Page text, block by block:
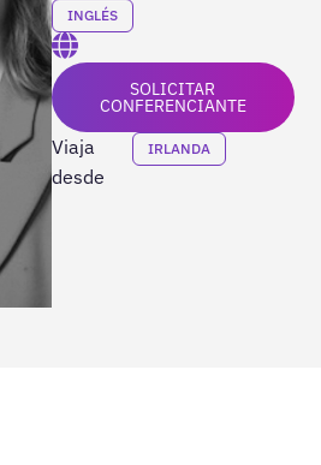
INGLÉS
SOLICITAR
CONFERENCIANTE
Viaja
desde
IRLANDA